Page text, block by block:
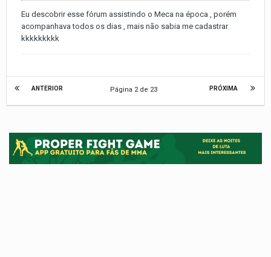
Eu descobrir esse fórum assistindo o Meca na época , porém
acompanhava todos os dias , mais não sabia me cadastrar
kkkkkkkkk
ANTERIOR PRÓXIMA
Página 2 de 23